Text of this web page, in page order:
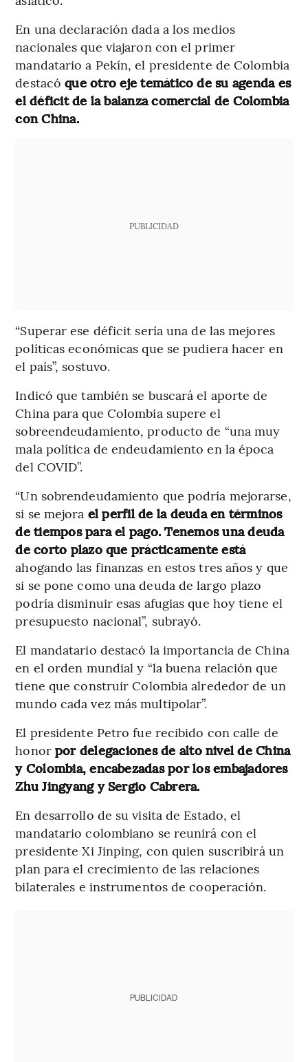
En una declaración dada a los medios
nacionales que viajaron con el primer
mandatario a Pekín, el presidente de Colombia
destacóque otro eje temático de su agenda es
el déficit de la balanza comercial de Colombia
con China.
PUBLICIDAD
“Superar ese déficit sería una de las mejores
políticas económicas que se pudiera hacer en
el país”, sostuvo.
Indicó que también se buscará el aporte de
China para que Colombia supere el
sobreendeudamiento, producto de “una muy
mala política de endeudamiento en la época
del COVID”.
“Un sobrendeudamiento que podría mejorarse,
si se mejora el perfil de la deuda en términos
de tiempos para el pago. Tenemos una deuda
de corto plazo que prácticamente está
ahogando las finanzas en estos tres años y que
si se pone como una deuda de largo plazo
podría disminuir esas afugias que hoy tiene el
presupuesto nacional”, subrayó.
El mandatario destacó la importancia de China
en el orden mundial y “la buena relación que
tiene que construir Colombia alrededor de un
mundo cada vez más multipolar”.
El presidente Petro fue recibido con calle de
honor por delegaciones de alto nivel de China
y Colombia, encabezadas por los embajadores
Zhu Jingyang y Sergio Cabrera.
En desarrollo de su visita de Estado, el
mandatario colombiano se reunirá con el
presidente Xi Jinping, con quien suscribirá un
plan para el crecimiento de las relaciones
bilaterales e instrumentos de cooperación.
PUBLICIDAD